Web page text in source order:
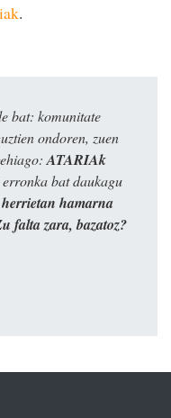
.
bat: komunitate
ondoren, zuen
ATARIAk
bat daukagu
hamarna
falta zara, bazatoz?